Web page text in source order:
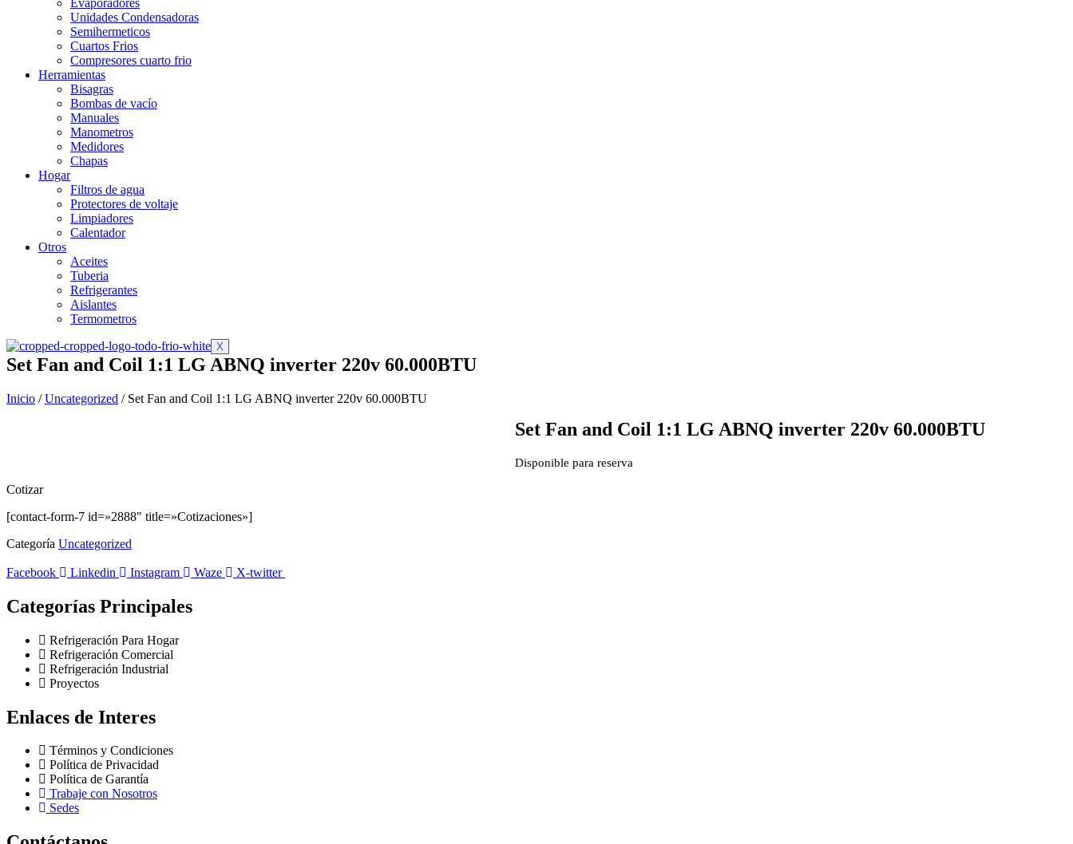
Evaporadores
Unidades Condensadoras
Semihermeticos
Cuartos Frios
Compresores cuarto frio
Herramientas
Bisagras
Bombas de vacío
Manuales
Manometros
Medidores
Chapas
Hogar
Filtros de agua
Protectores de voltaje
Limpiadores
Calentador
Otros
Aceites
Tuberia
Refrigerantes
Aislantes
Termometros
X
Set Fan and Coil 1:1 LG ABNQ inverter 220v 60.000BTU
Inicio /Uncategorized / Set Fan and Coil 1:1 LG ABNQ inverter 220v 60.000BTU
Set Fan and Coil 1:1 LG ABNQ inverter 220v 60.000BTU
Disponible para reserva
Cotizar
[contact-form-7 id=»2888″ title=»Cotizaciones»]
Categoría Uncategorized
Facebook Linkedin Instagram Waze X-twitter
Categorías Principales
Refrigeración Para Hogar
Refrigeración Comercial
Refrigeración Industrial
Proyectos
Enlaces de Interes
Términos y Condiciones
Política de Privacidad
Política de Garantía
Trabaje con Nosotros
Sedes